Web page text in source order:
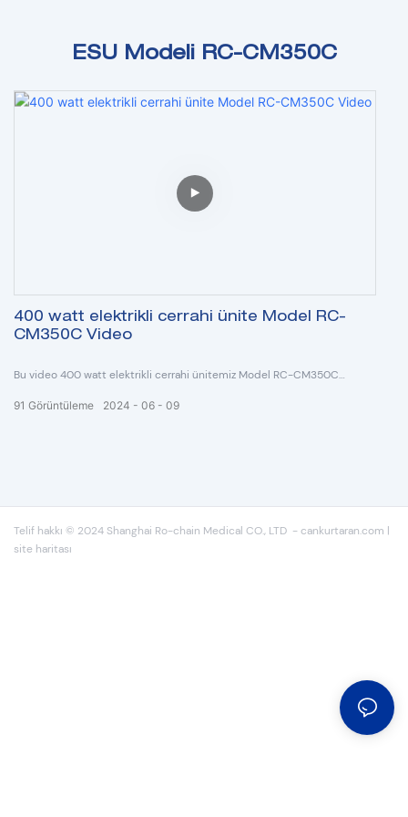
ESU Modeli RC-CM350C
400 watt elektrikli cerrahi ünite Model RC-
CM350C Video
Bu video 400 watt elektrikli cerrahi ünitemiz Model RC-CM350C
2024 06 09
91 Görüntüleme
Telif hakkı © 2024 Shanghai Ro-chain Medical CO., LTD -cankurtaran.com |
site haritası